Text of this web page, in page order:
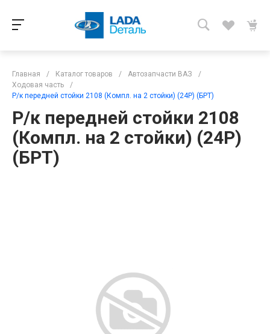
Главная / Каталог товаров / Автозапчасти ВАЗ
/
Ходовая часть
/
Р/к передней стойки 2108 (Компл. на 2 стойки) (24Р) (БРТ)
Р/к передней стойки 2108
(Компл. на 2 стойки) (24Р)
(БРТ)